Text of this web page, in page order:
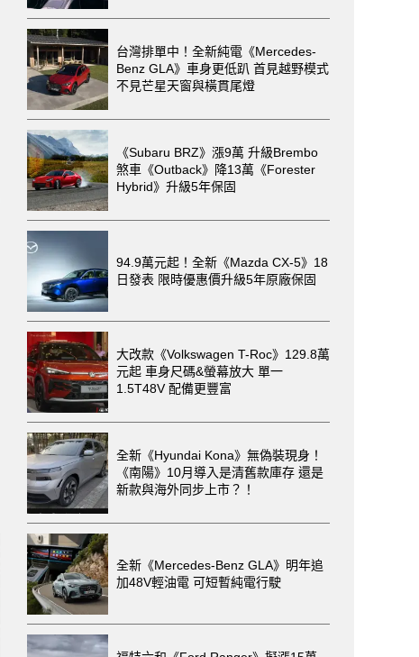
台灣排單中！全新純電《Mercedes-
Benz GLA》車身更低趴 首見越野模式
不見芒星天窗與橫貫尾燈
《Subaru BRZ》漲9萬 升級Brembo
煞車《Outback》降13萬《Forester
Hybrid》升級5年保固
94.9萬元起！全新《Mazda CX-5》18
日發表 限時優惠價升級5年原廠保固
大改款《Volkswagen T-Roc》129.8萬
元起 車身尺碼&螢幕放大 單一
1.5T48V 配備更豐富
全新《Hyundai Kona》無偽裝現身！
《南陽》10月導入是清舊款庫存 還是
新款與海外同步上市？！
全新《Mercedes-Benz GLA》明年追
加48V輕油電 可短暫純電行駛